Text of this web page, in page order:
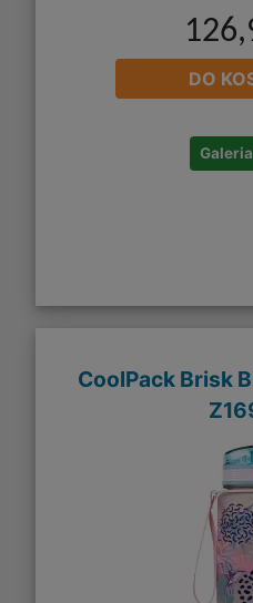
DO
CoolPack Brisk